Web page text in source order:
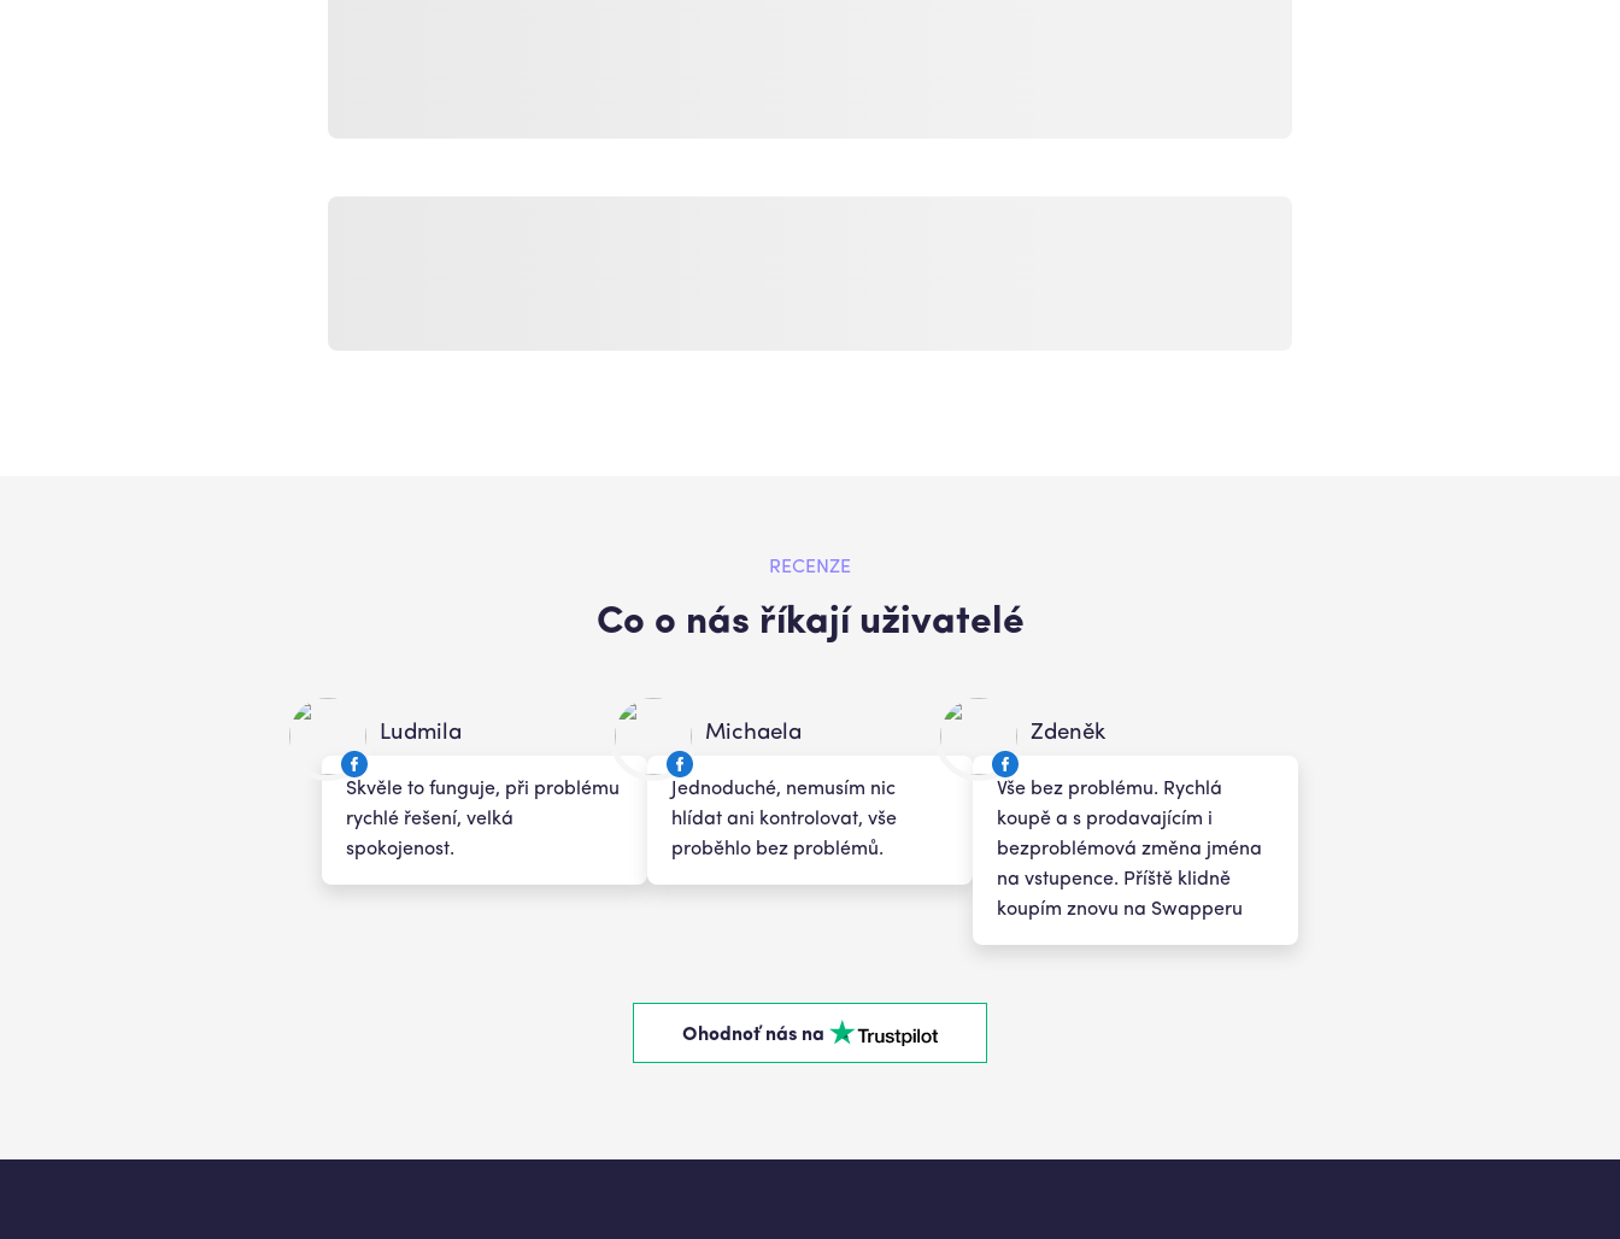
RECENZE
Co o nás říkají uživatelé
Ludmila
Skvěle to funguje, při problému
rychlé řešení, velká
spokojenost.
Michaela
Jednoduché, nemusím nic
hlídat ani kontrolovat, vše
proběhlo bez problémů.
Zdeněk
Vše bez problému. Rychlá
koupě a s prodavajícím i
bezproblémová změna jména
na vstupence. Příště klidně
koupím znovu na Swapperu
Ohodnoť nás na